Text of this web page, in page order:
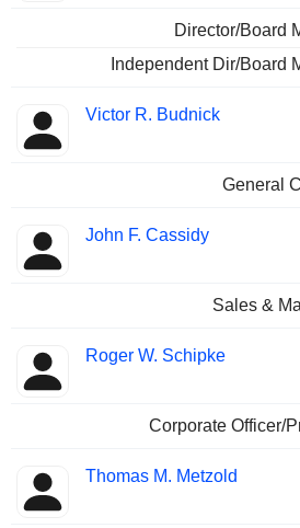
Director/Board
Independent Dir/Board
Victor R. Budnick
General
John F. Cassidy
Sales &
Roger W. Schipke
Corporate Officer/
Thomas M. Metzold